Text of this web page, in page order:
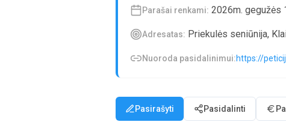
Parašai renkami: 2026m. gegužės
Adresatas: Priekulės seniūnija,
Nuoroda pasidalinimui:https://
Pasirašyti Pasidalinti